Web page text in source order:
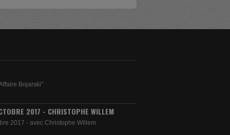
Bojarski"
2017 - CHRISTOPHE WILLEM
2017 - avec Christophe Willem